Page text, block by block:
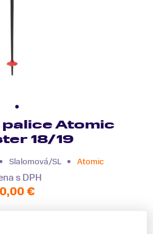
Atomic
18/19
Slalomová/SL Atomic
s DPH
0,00 €